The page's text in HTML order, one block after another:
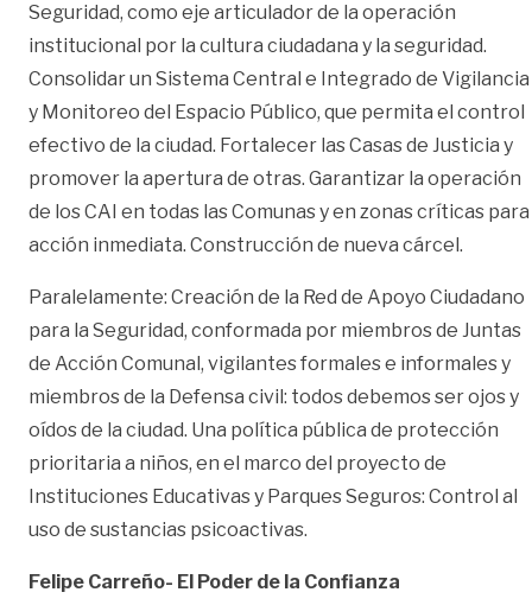
Seguridad, como eje articulador de la operación
institucional por la cultura ciudadana y la seguridad.
Consolidar un Sistema Central e Integrado de Vigilancia
y Monitoreo del Espacio Público, que permita el control
efectivo de la ciudad. Fortalecer las Casas de Justicia y
promover la apertura de otras. Garantizar la operación
de los CAI en todas las Comunas y en zonas críticas para
acción inmediata. Construcción de nueva cárcel.
Paralelamente: Creación de la Red de Apoyo Ciudadano
para la Seguridad, conformada por miembros de Juntas
de Acción Comunal, vigilantes formales e informales y
miembros de la Defensa civil: todos debemos ser ojos y
oídos de la ciudad. Una política pública de protección
prioritaria a niños, en el marco del proyecto de
Instituciones Educativas y Parques Seguros: Control al
uso de sustancias psicoactivas.
Felipe Carreño- El Poder de la Confianza